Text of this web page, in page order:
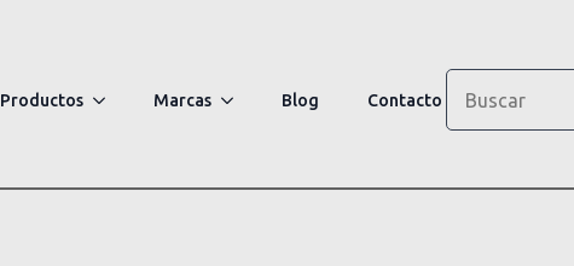
Productos Marcas Blog Contacto